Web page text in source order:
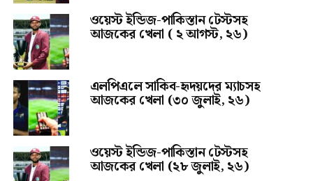
ওয়েস্ট ইন্ডিজ-পাকিস্তান টেস্টসহ
আজকের খেলা ( ২ আগস্ট, ২৬)
এলপিএলে সাকিব-হৃদয়দের ম্যাচসহ
আজকের খেলা (৩০ জুলাই, ২৬)
ওয়েস্ট ইন্ডিজ-পাকিস্তান টেস্টসহ
আজকের খেলা (২৮ জুলাই, ২৬)